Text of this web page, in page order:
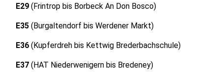
E29 (Frintrop bis Borbeck An Don Bosco)
E35 (Burgaltendorf bis Werdener Markt)
E36 (Kupferdreh bis Kettwig Brederbachschule)
E37 (HAT Niederwenigern bis Bredeney)